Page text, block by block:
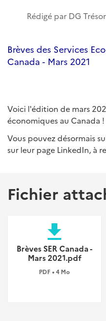
Rédigé par DG
Brèves des Services
Canada - Mars 2021
Voici l'édition de mars
économiques au Canada !
Vous pouvez désormais
sur leur page LinkedIn, à
Fichier
file_download
Brèves SER Canada -
Mars 2021.pdf
PDF • 4 Mo